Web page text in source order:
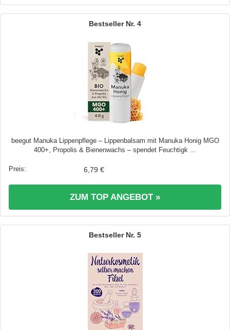
4
beegut Manuka Lippenpflege – Lippenbalsam mit Manuka Honig MGO
400+, Propolis & Bienenwachs – spendet Feuchtigk ...
6,79 €
ZUM TOP ANGEBOT »
5